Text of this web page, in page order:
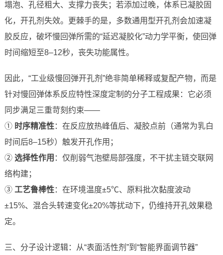
塌泡、孔径粗大、支撑力丧失；若添加过晚，体系已凝胶固
化，开孔剂失效。更棘手的是，多数通用型开孔剂会加速凝
胶反应，破坏慢回弹所需的“延迟凝胶化”动力学平衡，使回弹
时间缩短至8–12秒，丧失功能属性。
因此，“工业级慢回弹开孔剂”绝非简单稀释或复配产物，而是
针对慢回弹体系反应特性深度定制的分子工程成果：它必须
同步满足三重苛刻约束——
① 时序精准性：在反应放热峰值后、凝胶点前（通常为乳白
时间后8–15秒）触发开孔作用；
② 选择性作用 ：仅削弱气泡壁局部强度，不干扰主链交联网
络构建；
③ 工艺鲁棒性：在环境温度±5℃、原料批次黏度波动
±15%、混合头转速变化±20%等扰动下，仍维持开孔效果稳
定。
三、分子设计逻辑：从“表面活性剂”到“智能界面调节器”